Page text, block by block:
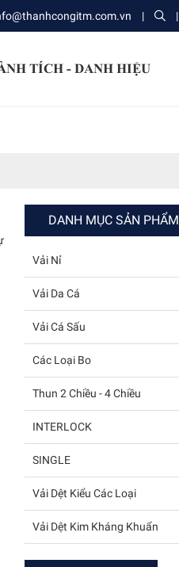
| |
TÍCH - DANH HIỆU
DANH MỤC SẢN PHẨM
Vải Nỉ
Vải Da Cá
Vải Cá Sấu
Các Loại Bo
Thun 2 Chiều - 4 Chiều
INTERLOCK
SINGLE
Vải Dệt Kiểu Các Loại
Vải Dệt Kim Kháng Khuẩn